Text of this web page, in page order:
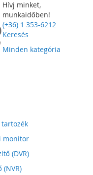
Hívj minket,
munkaidőben!
(+36) 1 353-6212
Keresés
Minden kategória
monitor
(DVR)
(NVR)